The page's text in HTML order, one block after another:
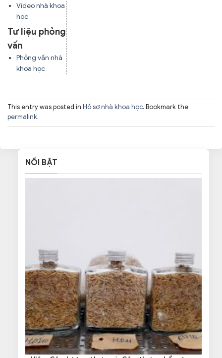
Video nhà khoa
học
Tư liệu phỏng
vấn
Phỏng vấn nhà
khoa học
This entry was posted in Hồ sơ nhà khoa học. Bookmark the
permalink.
NỔI BẬT